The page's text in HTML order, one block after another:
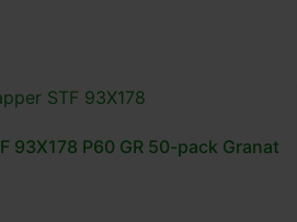
93X178 P60 GR 50-pack Granat